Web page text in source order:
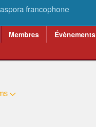
Membres Évènements